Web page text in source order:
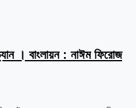
। বাংলায়ন : নাঈম ফিরোজ